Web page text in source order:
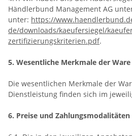
Händlerbund Management AG
unter: https://
de/downloads/kaeufersiegel/
zertifizierungskriterien.pdf.
5. Wesentliche Merkmale der
Die wesentlichen Merkmale der
Dienstleistung finden sich im
6. Preise und Zahlungsmodalitäten